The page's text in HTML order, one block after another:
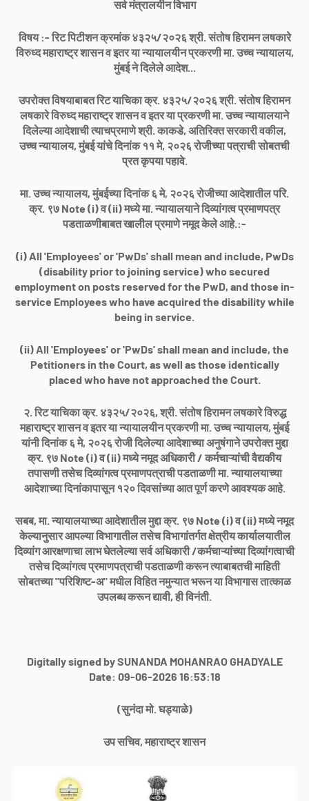
सर्व मंत्रालयीन विभाग
विषय :- रिट पिटीशन क्रमांक ४३२५/२०२६ श्री. संतोष हिरामन लषकारे
विरुध्द महाराष्ट्र शासन व इतर या न्यायालयीन प्रकरणी मा. उच्च न्यायालय,
मुंबई ने दिलेले आदेश...
उपरोक्त विषयाबाबत रिट याचिका क्र. ४३२५/२०२६ श्री. संतोष हिरामन
लषकारे विरुध्द महाराष्ट्र शासन व इतर या प्रकरणी मा. उच्च न्यायालयाने
दिलेल्या आदेशाची त्याचप्रमाणे श्री. काकडे, अतिरिक्त सरकारी वकील,
उच्च न्यायालय, मुंबई यांचे दिनांक ११ मे, २०२६ रोजीच्या पत्राची सोबतची
प्रत कृपया पहावे.
मा. उच्च न्यायालय, मुंबईच्या दिनांक ६ मे, २०२६ रोजीच्या आदेशातील परि.
क्र. ९७ Note (i) व (ii) मध्ये मा. न्यायालयाने दिव्यांगत्व प्रमाणपत्र
पडताळणीबाबत खालील प्रमाणे नमूद केले आहे.:-
(i) All 'Employees' or 'PwDs' shall mean and include, PwDs
(disability prior to joining service) who secured
employment on posts reserved for the PwD, and those in-
service Employees who have acquired the disability while
being in service.
(ii) All 'Employees' or 'PwDs' shall mean and include, the
Petitioners in the Court, as well as those identically
placed who have not approached the Court.
२. रिट याचिका क्र. ४३२५/२०२६, श्री. संतोष हिरामन लषकारे विरुद्ध
महाराष्ट्र शासन व इतर या न्यायालयीन प्रकरणी मा. उच्च न्यायालय, मुंबई
यांनी दिनांक ६ मे, २०२६ रोजी दिलेल्या आदेशाच्या अनुषंगाने उपरोक्त मुद्दा
क्र. ९७ Note (i) व (ii) मध्ये नमूद अधिकारी / कर्मचाऱ्यांची वैद्यकीय
तपासणी तसेच दिव्यांगत्व प्रमाणपत्राची पडताळणी मा. न्यायालयाच्या
आदेशाच्या दिनांकापासून १२० दिवसांच्या आत पूर्ण करणे आवश्यक आहे.
सबब, मा. न्यायालयाच्या आदेशातील मुद्दा क्र. ९७ Note (i) व (ii) मध्ये नमूद
केल्यानुसार आपल्या विभागातील तसेच विभागांतर्गत क्षेत्रीय कार्यालयातील
दिव्यांग आरक्षणाचा लाभ घेतलेल्या सर्व अधिकारी /कर्मचाऱ्यांच्या दिव्यांगत्वाची
तसेच दिव्यांगत्व प्रमाणपत्राची पडताळणी करून त्याबाबतची माहिती
सोबतच्या "परिशिष्ट-अ" मधील विहित नमुन्यात भरून या विभागास तात्काळ
उपलब्ध करून द्यावी, ही विनंती.
Digitally signed by SUNANDA MOHANRAO GHADYALE
Date: 09-06-2026 16:53:18
(सुनंदा मो. घड्याळे)
उप सचिव, महाराष्ट्र शासन